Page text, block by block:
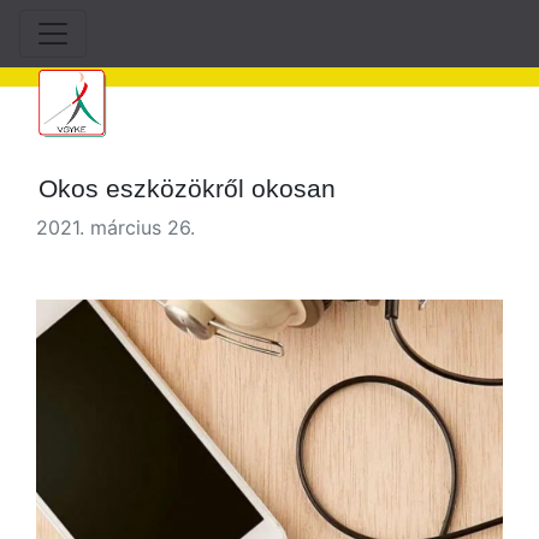
Okos eszközökről okosan
2021. március 26.